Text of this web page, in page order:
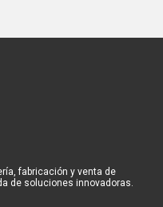
fabricación y venta de
de soluciones innovadoras.